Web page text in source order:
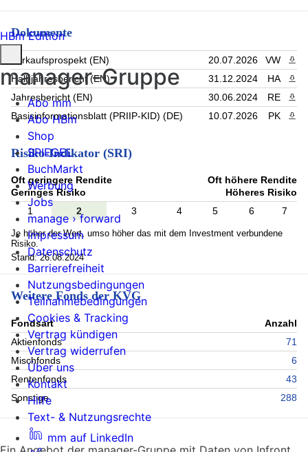
Dokumente
Verkaufsprospekt (EN) 20.07.2026 VW
Halbjahresbericht (EN)
31.12.2024 HA
Jahresbericht (EN)
30.06.2024 RE
Basisinformationsblatt (PRIIP-KID) (DE)
10.07.2026 PK
Risiko-Indikator (SRI)
Oft geringere Rendite
Geringes Risiko
Oft höhere Rendite
Höheres Risiko
1
2 3 4 5 6 7
Je höher der Wert, umso höher das mit dem Investment verbundene
Risiko.
Stand: 26.08.2024
Weitere Fonds der KVG
Fondsart
Anzahl
Aktienfonds
71
Mischfonds
6
Rentenfonds
43
Sonstige
288
HBm Edition
manager-Gruppe
Abo mm
Abo HBm
Shop
SPIEGEL
BuchMarkt
Werbung
Jobs
manage › forward
Impressum
Datenschutz
Barrierefreiheit
Nutzungsbedingungen
Teilnahmebedingungen
Cookies & Tracking
Vertrag kündigen
Vertrag widerrufen
Über uns
Kontakt
Hilfe
Text- & Nutzungsrechte
mm auf LinkedIn